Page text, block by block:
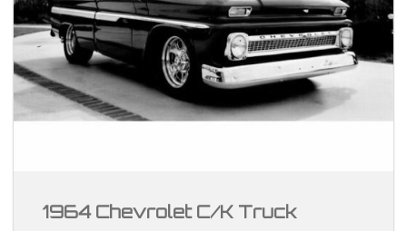
1964 Chevrolet C/K Truck